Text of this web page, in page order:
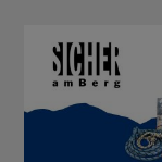
VERLAG
IDEEN &